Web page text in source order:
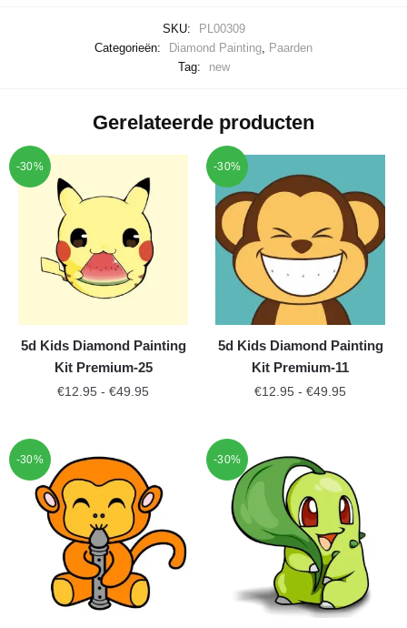
SKU:
PL00309
Categorieën:
Diamond Painting Paarden
Tag:
new
Gerelateerde producten
-30%
5d Kids Diamond Painting
Kit Premium-25
€12.95 - €49.95
-30%
5d Kids Diamond Painting
Kit Premium-11
€12.95 - €49.95
-30% -30%